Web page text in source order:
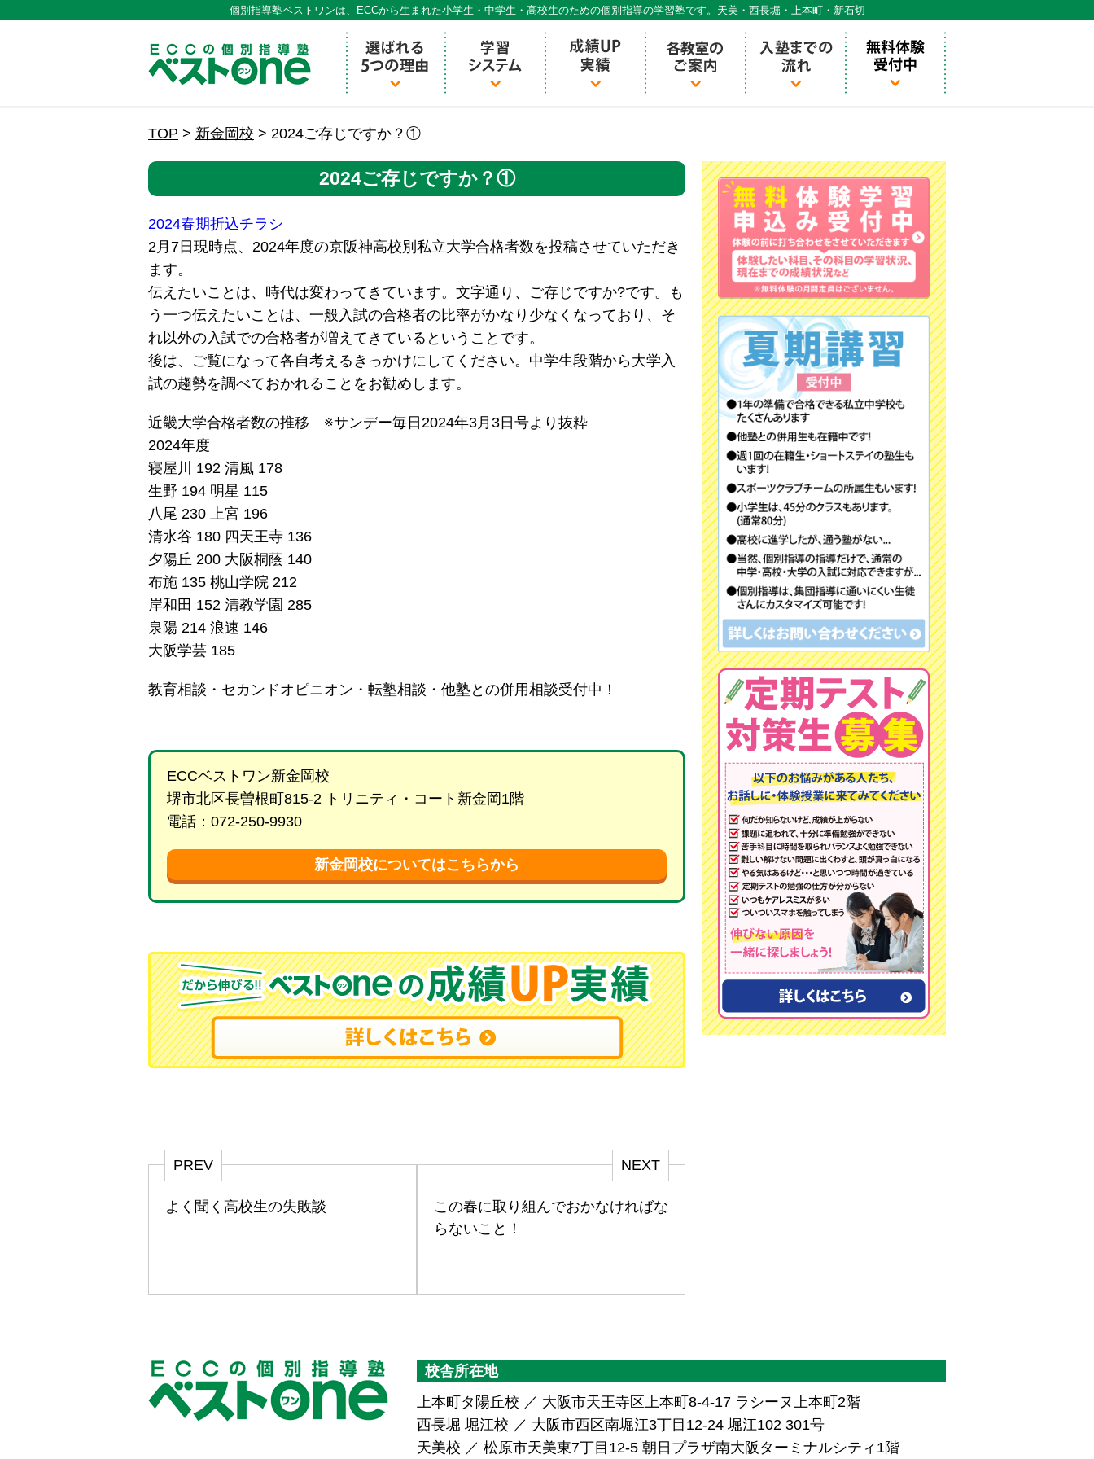
個別指導塾ベストワンは、ECCから生まれた小学生・中学生・高校生のための個別指導の学習塾です。天美・西長堀・上本町・新石切
ECCの個別指導ECCベストワン
TOP > 新金岡校 > 2024ご存じですか？①
2024ご存じですか？①
2024春期折込チラシ
2月7日現時点、2024年度の京阪神高校別私立大学合格者数を投稿させていただき
ます。
伝えたいことは、時代は変わってきています。文字通り、ご存じですか?です。も
う一つ伝えたいことは、一般入試の合格者の比率がかなり少なくなっており、そ
れ以外の入試での合格者が増えてきているということです。
後は、ご覧になって各自考えるきっかけにしてください。中学生段階から大学入
試の趨勢を調べておかれることをお勧めします。
近畿大学合格者数の推移 ※サンデー毎日2024年3月3日号より抜粋
2024年度
寝屋川 192 清風 178
生野 194 明星 115
八尾 230 上宮 196
清水谷 180 四天王寺 136
夕陽丘 200 大阪桐蔭 140
布施 135 桃山学院 212
岸和田 152 清教学園 285
泉陽 214 浪速 146
大阪学芸 185
教育相談・セカンドオピニオン・転塾相談・他塾との併用相談受付中！
ECCベストワン新金岡校
堺市北区長曽根町815-2 トリニティ・コート新金岡1階
電話：072-250-9930
新金岡校についてはこちらから
PREV
よく聞く高校生の失敗談
NEXT
この春に取り組んでおかなければな
らないこと！
校舎所在地
上本町タ陽丘校 ／ 大阪市天王寺区上本町8-4-17 ラシーヌ上本町2階
西長堀 堀江校 ／ 大阪市西区南堀江3丁目12-24 堀江102 301号
天美校 ／ 松原市天美東7丁目12-5 朝日プラザ南大阪ターミナルシティ1階